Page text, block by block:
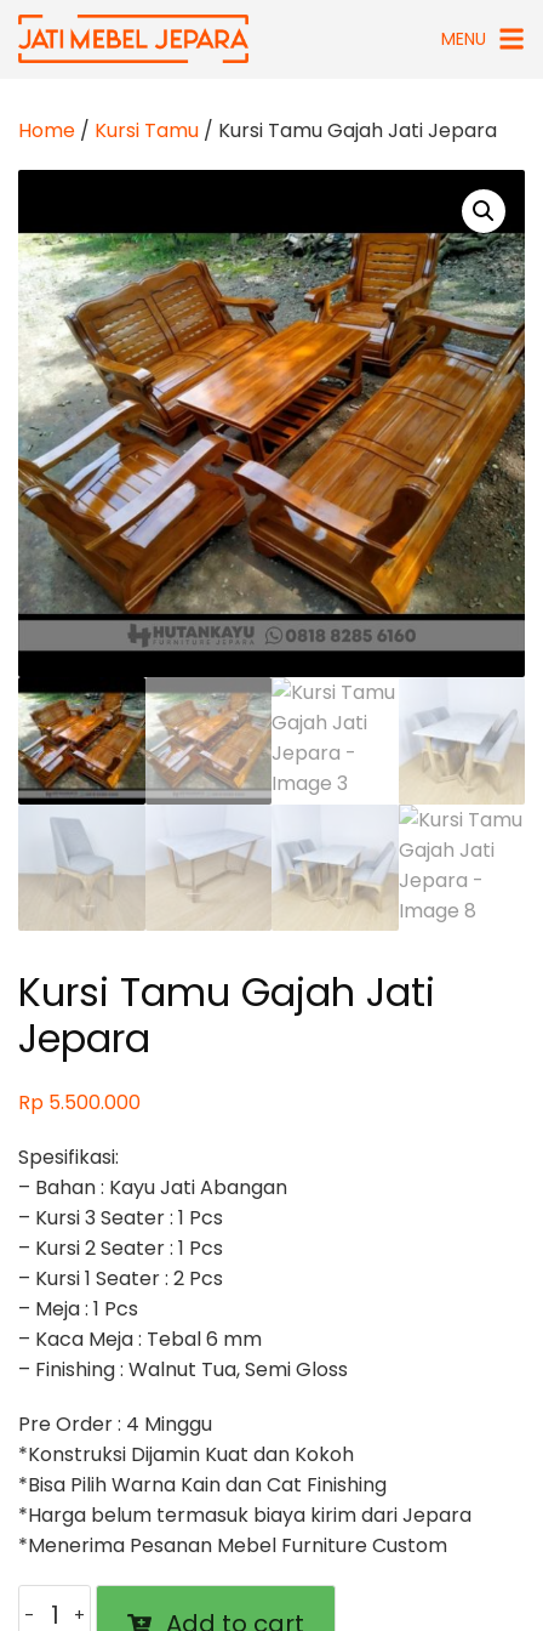
Skip
to
MENU
Home / Kursi Tamu / Kursi Tamu Gajah Jati Jepara
Kursi Tamu Gajah Jati
Jepara
Rp 5.500.000
Spesifikasi:
– Bahan : Kayu Jati Abangan
– Kursi 3 Seater : 1 Pcs
– Kursi 2 Seater : 1 Pcs
– Kursi 1 Seater : 2 Pcs
– Meja : 1 Pcs
– Kaca Meja : Tebal 6 mm
– Finishing : Walnut Tua, Semi Gloss
Pre Order : 4 Minggu
*Konstruksi Dijamin Kuat dan Kokoh
*Bisa Pilih Warna Kain dan Cat Finishing
*Harga belum termasuk biaya kirim dari Jepara
*Menerima Pesanan Mebel Furniture Custom
Kursi